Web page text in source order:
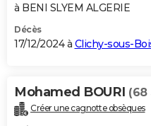
à BENI SLYEM ALGERIE
Décès
17/12/2024 à Clichy-sous-
Mohamed BOURI (68
Créer une cagnotte obsèques